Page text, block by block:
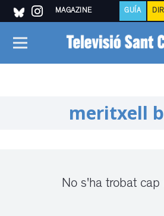
MAGAZINE GUÍA
meritxell
No s'ha trobat cap